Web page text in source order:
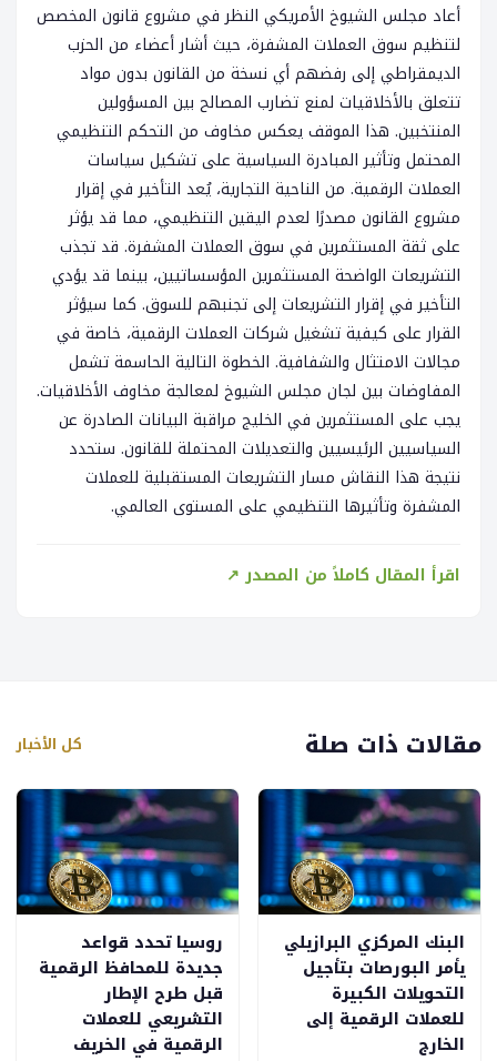
أعاد مجلس الشيوخ الأمريكي النظر في مشروع قانون المخصص
لتنظيم سوق العملات المشفرة، حيث أشار أعضاء من الحزب
الديمقراطي إلى رفضهم أي نسخة من القانون بدون مواد
تتعلق بالأخلاقيات لمنع تضارب المصالح بين المسؤولين
المنتخبين. هذا الموقف يعكس مخاوف من التحكم التنظيمي
المحتمل وتأثير المبادرة السياسية على تشكيل سياسات
العملات الرقمية. من الناحية التجارية، يُعد التأخير في إقرار
مشروع القانون مصدرًا لعدم اليقين التنظيمي، مما قد يؤثر
على ثقة المستثمرين في سوق العملات المشفرة. قد تجذب
التشريعات الواضحة المستثمرين المؤسساتيين، بينما قد يؤدي
التأخير في إقرار التشريعات إلى تجنبهم للسوق. كما سيؤثر
القرار على كيفية تشغيل شركات العملات الرقمية، خاصة في
مجالات الامتثال والشفافية. الخطوة التالية الحاسمة تشمل
المفاوضات بين لجان مجلس الشيوخ لمعالجة مخاوف الأخلاقيات.
يجب على المستثمرين في الخليج مراقبة البيانات الصادرة عن
السياسيين الرئيسيين والتعديلات المحتملة للقانون. ستحدد
نتيجة هذا النقاش مسار التشريعات المستقبلية للعملات
المشفرة وتأثيرها التنظيمي على المستوى العالمي.
اقرأ المقال كاملاً من المصدر ↗
مقالات ذات صلة كل الأخبار
البنك المركزي البرازيلي
يأمر البورصات بتأجيل
التحويلات الكبيرة
للعملات الرقمية إلى
الخارج
روسيا تحدد قواعد
جديدة للمحافظ الرقمية
قبل طرح الإطار
التشريعي للعملات
الرقمية في الخريف